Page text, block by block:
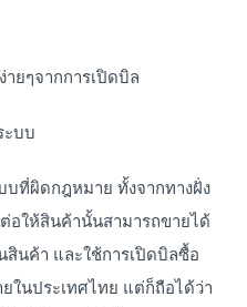
ยๆจากการเปิดบิล
ะบบ
บที่ผิดกฎหมาย ทั้งจากทางฝั่ง
อให้สินค้านั้นสามารถขายได้
สินค้า และใช้การเปิดบิลซื้อ
ในประเทศไทย แต่ก็ถือได้ว่า